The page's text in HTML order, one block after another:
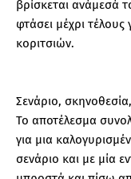
βρίσκεται ανάμεσά
φτάσει μέχρι
κοριτσιών.
Σενάριο,
Το αποτέλεσμα
για μια
σενάριο και με μία